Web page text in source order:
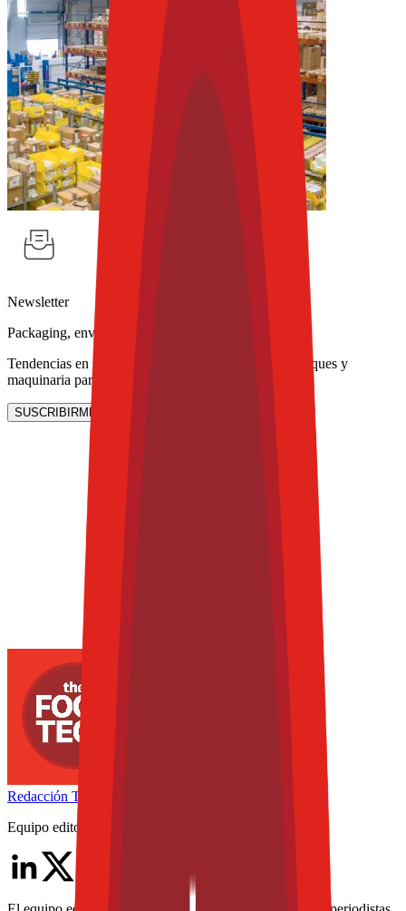
Newsletter
Packaging, envasado y procesamiento
Tendencias en materiales sostenibles, diseño de empaques y
maquinaria para envasado.
SUSCRIBIRME AHORA
Redacción THE FOOD TECH
Equipo editorial de contenidos